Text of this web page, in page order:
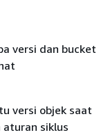
versi dan bucket
versi objek saat
aturan siklus